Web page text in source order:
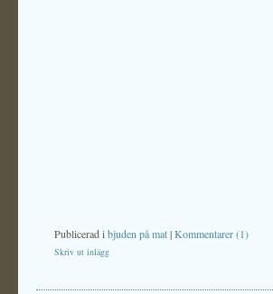
Publicerad ibjuden på mat|Kommentarer (1)
Skriv ut inlägg